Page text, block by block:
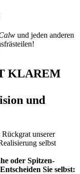
und jeden anderen
KLAREM
und
unserer
selbst
oder Spitzen-
Sie selbst: